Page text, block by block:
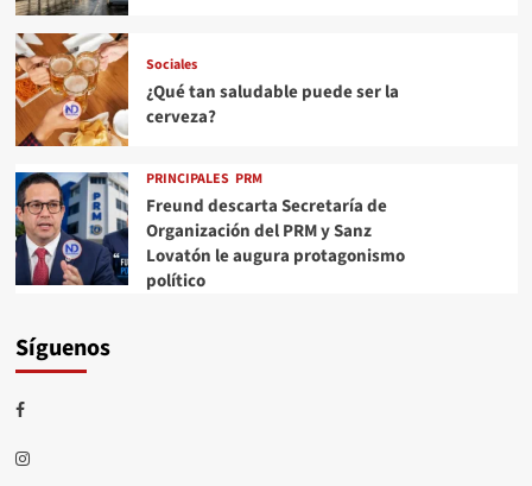
Sociales
¿Qué tan saludable puede ser la
cerveza?
PRINCIPALES PRM
Freund descarta Secretaría de
Organización del PRM y Sanz
Lovatón le augura protagonismo
político
Síguenos